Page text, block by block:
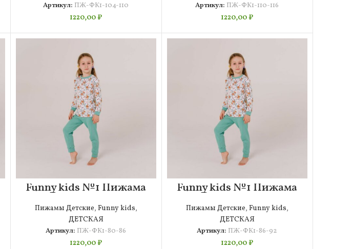
Артикул: ПЖ-ФК1-104-110
1220,00₽
Артикул: ПЖ-ФК1-110-116
1220,00₽
Funny kids №1 Пижама
Детская 80-86
Пижамы Детские, Funny kids,
ДЕТСКАЯ
Артикул: ПЖ-ФК1-80-86
1220,00₽
Funny kids №1 Пижама
Детская 86-92
Пижамы Детские, Funny kids,
ДЕТСКАЯ
Артикул: ПЖ-ФК1-86-92
1220,00₽